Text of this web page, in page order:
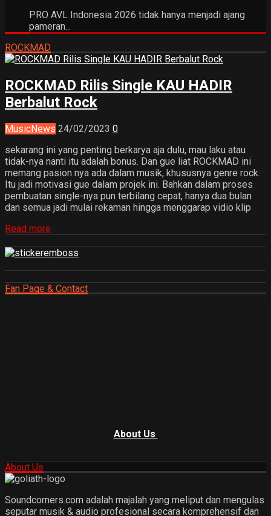
PRO AVL Indonesia 2026 tidak hanya menjadi ajang
pameran...
ROCKMAD
ROCKMAD Rilis Single KAU HADIR
Berbalut Rock
MusicNews 24/02/2023 0
sekarang ini yang penting berkarya aja dulu, mau laku atau
tidak-nya nanti itu adalah bonus. Dan gue liat ROCKMAD ini
memang pasion nya ada dalam musik, khususnya genre rock.
Itu jadi motivasi gue dalam projek ini. Bahkan dalam proses
pembuatan single-nya pun terbilang cepat, hanya dua bulan
dan semua jadi mulai rekaman hingga menggarap vidio klip
Read more
Fan Page & Contact
About Us
About Us
Soundcorners.com adalah majalah yang meliput dan mengulas
seputar musik & audio profesional secara komprehensif dan